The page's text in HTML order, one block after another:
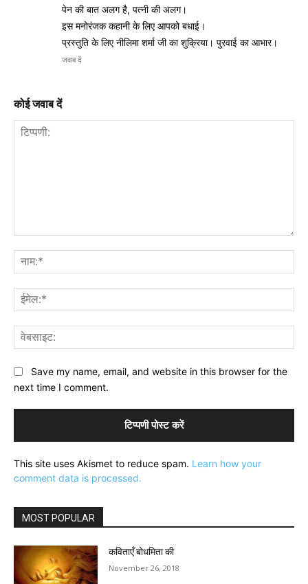
पेन की बात अलग है, पत्नी की अलग।
इस मनोरंजक कहानी के लिए आपको बधाई।
प्रस्तुति के लिए नीलिमा शर्मा जी का शुक्रिया। पुरवाई का आभार।
जवाब दें
कोई जवाब दें
Save my name, email, and website in this browser for the
next time I comment.
This site uses Akismet to reduce spam. Learn how your
comment data is processed.
MOST POPULAR
कविताएँ बोधमिता की
November 26, 2018